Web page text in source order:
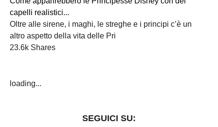
capelli realistici...
Oltre alle sirene, i maghi, le streghe e i principi c’è un
altro aspetto della vita delle Pri
23.6k Shares
loading...
SEGUICI SU: